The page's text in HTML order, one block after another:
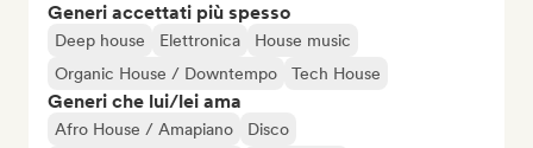
Generi accettati più spesso
Deep house Elettronica
House music
Organic House / Downtempo
Tech House
Generi che lui/lei ama
Afro House / Amapiano
Disco